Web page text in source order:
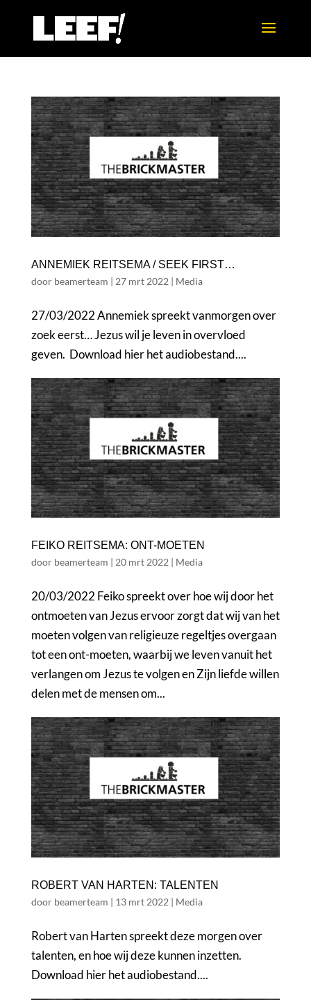
ANNEMIEK REITSEMA / SEEK FIRST…
door beamerteam | 27 mrt 2022 | Media
27/03/2022 Annemiek spreekt vanmorgen over
zoek eerst… Jezus wil je leven in overvloed
geven. Download hier het audiobestand....
FEIKO REITSEMA: ONT-MOETEN
door beamerteam | 20 mrt 2022 | Media
20/03/2022 Feiko spreekt over hoe wij door het
ontmoeten van Jezus ervoor zorgt dat wij van het
moeten volgen van religieuze regeltjes overgaan
tot een ont-moeten, waarbij we leven vanuit het
verlangen om Jezus te volgen en Zijn liefde willen
delen met de mensen om...
ROBERT VAN HARTEN: TALENTEN
door beamerteam | 13 mrt 2022 | Media
Robert van Harten spreekt deze morgen over
talenten, en hoe wij deze kunnen inzetten.
Download hier het audiobestand....